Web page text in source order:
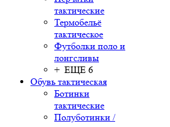
тактические
Термобельё
тактическое
Футболки поло и
лонгсливы
+ ЕЩЕ 6
Обувь тактическая
Ботинки
тактические
Полуботинки /